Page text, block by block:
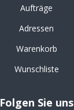
Aufträge
Adressen
Warenkorb
Wunschliste
Folgen Sie uns